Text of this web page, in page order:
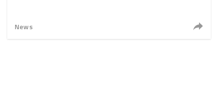
News